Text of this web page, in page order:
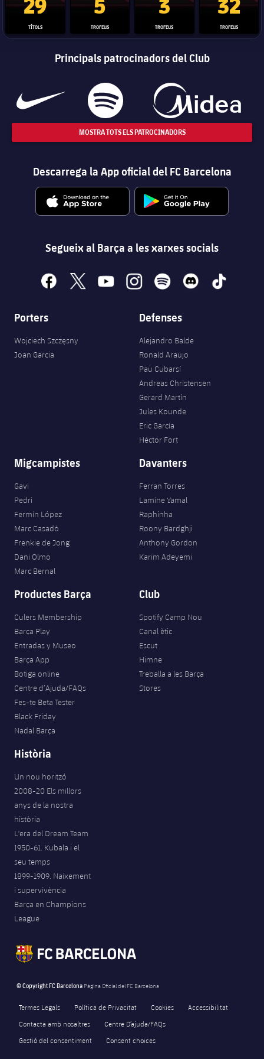
TÍTOLS TROFEUS TROFEUS TROFEUS
Principals patrocinadors del Club
MOSTRA TOTS ELS PATROCINADORS
Descarrega la App oficial del FC Barcelona
Segueix al Barça a les xarxes socials
facebook
x youtubeinstagramspotify discord tiktok
Porters
Wojciech Szczęsny
Joan Garcia
Defenses
Alejandro Balde
Ronald Araujo
Pau Cubarsí
Andreas Christensen
Gerard Martín
Jules Kounde
Eric García
Héctor Fort
Migcampistes
Gavi
Pedri
Fermín López
Marc Casadó
Frenkie de Jong
Dani Olmo
Marc Bernal
Davanters
Ferran Torres
Lamine Yamal
Raphinha
Roony Bardghji
Anthony Gordon
Karim Adeyemi
Productes Barça
Culers Membership
Barça Play
Entradas y Museo
Barça App
Botiga online
Centre d’Ajuda/FAQs
Fes-te Beta Tester
Black Friday
Nadal Barça
Club
Spotify Camp Nou
Canal ètic
Escut
Himne
Treballa a les Barça
Stores
Història
Un nou horitzó
2008-20 Els millors
anys de la nostra
història
L'era del Dream Team
1950-61. Kubala i el
seu temps
1899-1909. Naixement
i supervivència
Barça en Champions
League
© Copyright FC Barcelona Pàgina Oficial del FC Barcelona
Termes Legals Política de Privacitat Cookies
Accessibilitat
Contacta amb nosaltres
Centre D’ajuda/FAQs
Gestió del consentiment
Consent choices